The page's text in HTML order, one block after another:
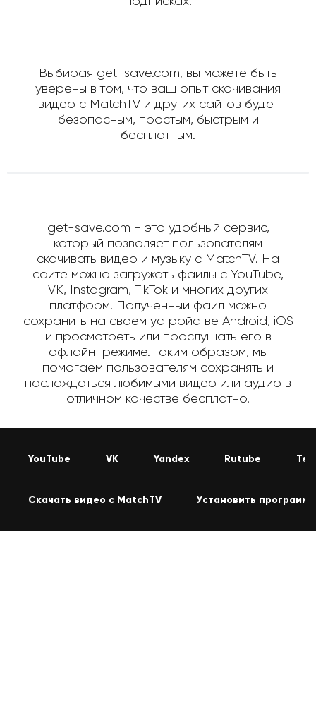
Выбирая get-save.com, вы можете быть
уверены в том, что ваш опыт скачивания
видео с MatchTV и других сайтов будет
безопасным, простым, быстрым и
бесплатным.
get-save.com - это удобный сервис,
который позволяет пользователям
скачивать видео и музыку с MatchTV. На
сайте можно загружать файлы с YouTube,
VK, Instagram, TikTok и многих других
платформ. Полученный файл можно
сохранить на своем устройстве Android, iOS
и просмотреть или прослушать его в
офлайн-режиме. Таким образом, мы
помогаем пользователям сохранять и
наслаждаться любимыми видео или аудио в
отличном качестве бесплатно.
YouTube VK Yandex Rutube
Скачать видео с MatchTV Установить программу